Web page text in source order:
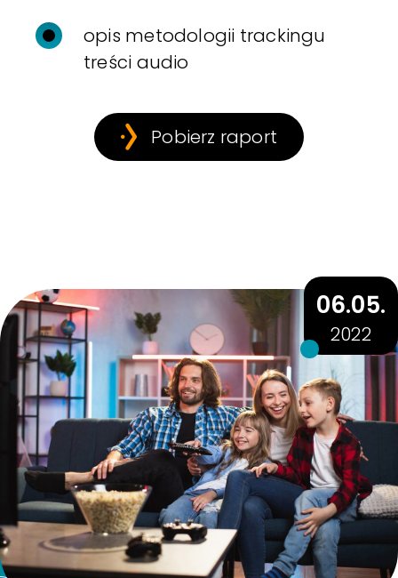
opis metodologii trackingu
treści audio
Pobierz raport
06.05.
2022